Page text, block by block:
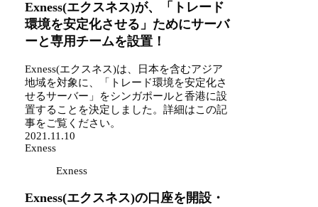
Exness(エクスネス)が、「トレード
環境を安定化させる」ためにサーバ
ーと専用チームを設置！
Exness(エクスネス)は、日本を含むアジア
地域を対象に、「トレード環境を安定化さ
せるサーバー」をシンガポールと香港に設
置することを決定しました。詳細はこの記
事をご覧ください。
2021.11.10
Exness
Exness
Exness(エクスネス)の口座を開設・